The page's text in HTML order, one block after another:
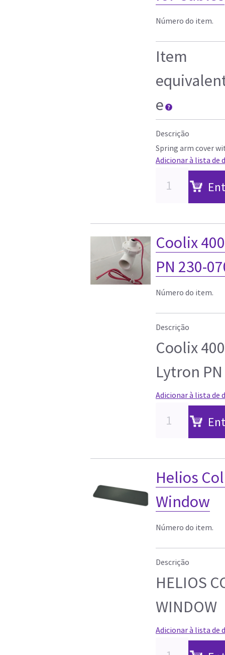
Número do item.
Item
e
Descrição
Spring arm cover
Adicionar à lista de
Coolix
PN 230-
Número do item.
Descrição
Coolix
Lytron
Adicionar à lista de
Helios
Window
Número do item.
Descrição
HELIOS
WINDOW
Adicionar à lista de